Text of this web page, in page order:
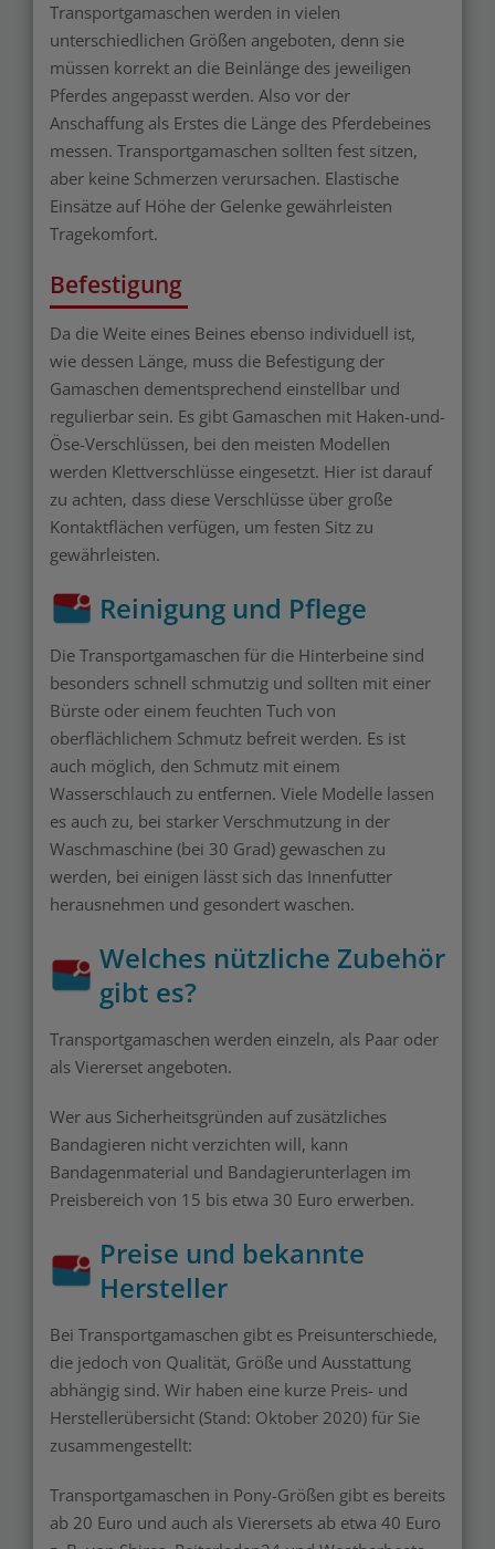
Transportgamaschen werden in vielen
unterschiedlichen Größen angeboten, denn sie
müssen korrekt an die Beinlänge des jeweiligen
Pferdes angepasst werden. Also vor der
Anschaffung als Erstes die Länge des Pferdebeines
messen. Transportgamaschen sollten fest sitzen,
aber keine Schmerzen verursachen. Elastische
Einsätze auf Höhe der Gelenke gewährleisten
Tragekomfort.
Befestigung
Da die Weite eines Beines ebenso individuell ist,
wie dessen Länge, muss die Befestigung der
Gamaschen dementsprechend einstellbar und
regulierbar sein. Es gibt Gamaschen mit Haken-und-
Öse-Verschlüssen, bei den meisten Modellen
werden Klettverschlüsse eingesetzt. Hier ist darauf
zu achten, dass diese Verschlüsse über große
Kontaktflächen verfügen, um festen Sitz zu
gewährleisten.
Reinigung und Pflege
Die Transportgamaschen für die Hinterbeine sind
besonders schnell schmutzig und sollten mit einer
Bürste oder einem feuchten Tuch von
oberflächlichem Schmutz befreit werden. Es ist
auch möglich, den Schmutz mit einem
Wasserschlauch zu entfernen. Viele Modelle lassen
es auch zu, bei starker Verschmutzung in der
Waschmaschine (bei 30 Grad) gewaschen zu
werden, bei einigen lässt sich das Innenfutter
herausnehmen und gesondert waschen.
Welches nützliche Zubehör
gibt es?
Transportgamaschen werden einzeln, als Paar oder
als Viererset angeboten.
Wer aus Sicherheitsgründen auf zusätzliches
Bandagieren nicht verzichten will, kann
Bandagenmaterial und Bandagierunterlagen im
Preisbereich von 15 bis etwa 30 Euro erwerben.
Preise und bekannte
Hersteller
Bei Transportgamaschen gibt es Preisunterschiede,
die jedoch von Qualität, Größe und Ausstattung
abhängig sind. Wir haben eine kurze Preis- und
Herstellerübersicht (Stand: Oktober 2020) für Sie
zusammengestellt:
Transportgamaschen in Pony-Größen gibt es bereits
ab 20 Euro und auch als Vierersets ab etwa 40 Euro